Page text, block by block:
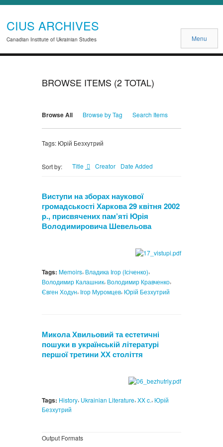
CIUS ARCHIVES
Canadian Institute of Ukrainian Studies Menu
BROWSE ITEMS (2 TOTAL)
Browse All Browse by Tag Search Items
Tags: Юрій Безхутрий
Sort by: Title Creator Date Added
Виступи на зборах наукової
громадськості Харкова 29 квітня 2002
p., присвячених пам’яті Юрія
Володимировича Шевельова
Tags: Memoirs, Владика Ігор (Ісіченко),
Володимир Калашник, Володимир Кравченко,
Євген Ходун, Ігор Муромцев, Юрій Безхутрий
Микола Хвильовий та естетичні
пошуки в українській літературі
першої третини ХХ століття
Tags: History, Ukrainian Literature, XX c. , Юрій
Безхутрий
Output Formats